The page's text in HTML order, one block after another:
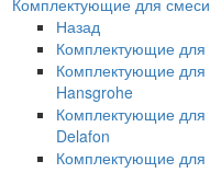
Комплектующие для
Назад
Комплектующие для
Комплектующие для
Hansgrohe
Комплектующие для
Delafon
Комплектующие для